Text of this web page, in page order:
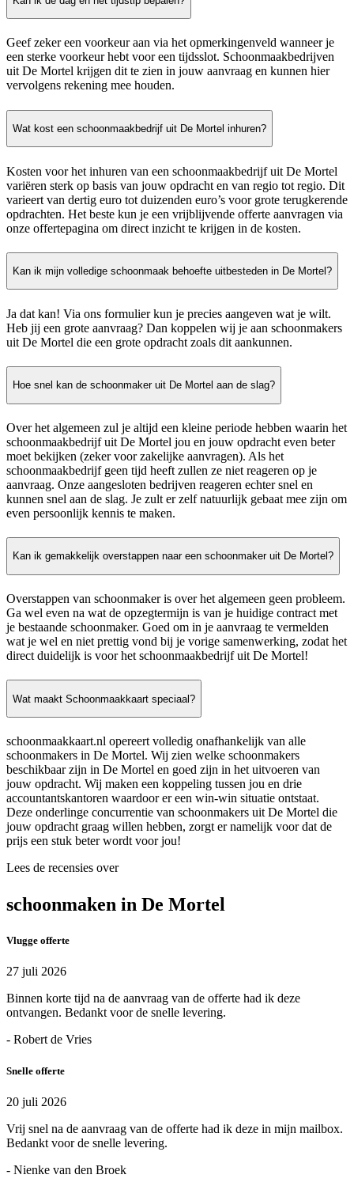
Geef zeker een voorkeur aan via het opmerkingenveld wanneer je
een sterke voorkeur hebt voor een tijdsslot. Schoonmaakbedrijven
uit De Mortel krijgen dit te zien in jouw aanvraag en kunnen hier
vervolgens rekening mee houden.
Wat kost een schoonmaakbedrijf uit De Mortel inhuren?
Kosten voor het inhuren van een schoonmaakbedrijf uit De Mortel
variëren sterk op basis van jouw opdracht en van regio tot regio. Dit
varieert van dertig euro tot duizenden euro’s voor grote terugkerende
opdrachten. Het beste kun je een vrijblijvende offerte aanvragen via
onze offertepagina om direct inzicht te krijgen in de kosten.
Kan ik mijn volledige schoonmaak behoefte uitbesteden in De Mortel?
Ja dat kan! Via ons formulier kun je precies aangeven wat je wilt.
Heb jij een grote aanvraag? Dan koppelen wij je aan schoonmakers
uit De Mortel die een grote opdracht zoals dit aankunnen.
Hoe snel kan de schoonmaker uit De Mortel aan de slag?
Over het algemeen zul je altijd een kleine periode hebben waarin het
schoonmaakbedrijf uit De Mortel jou en jouw opdracht even beter
moet bekijken (zeker voor zakelijke aanvragen). Als het
schoonmaakbedrijf geen tijd heeft zullen ze niet reageren op je
aanvraag. Onze aangesloten bedrijven reageren echter snel en
kunnen snel aan de slag. Je zult er zelf natuurlijk gebaat mee zijn om
even persoonlijk kennis te maken.
Kan ik gemakkelijk overstappen naar een schoonmaker uit De Mortel?
Overstappen van schoonmaker is over het algemeen geen probleem.
Ga wel even na wat de opzegtermijn is van je huidige contract met
je bestaande schoonmaker. Goed om in je aanvraag te vermelden
wat je wel en niet prettig vond bij je vorige samenwerking, zodat het
direct duidelijk is voor het schoonmaakbedrijf uit De Mortel!
Wat maakt Schoonmaakkaart speciaal?
schoonmaakkaart.nl opereert volledig onafhankelijk van alle
schoonmakers in De Mortel. Wij zien welke schoonmakers
beschikbaar zijn in De Mortel en goed zijn in het uitvoeren van
jouw opdracht. Wij maken een koppeling tussen jou en drie
accountantskantoren waardoor er een win-win situatie ontstaat.
Deze onderlinge concurrentie van schoonmakers uit De Mortel die
jouw opdracht graag willen hebben, zorgt er namelijk voor dat de
prijs een stuk beter wordt voor jou!
Lees de recensies over
schoonmaken in De Mortel
Vlugge offerte
27 juli 2026
Binnen korte tijd na de aanvraag van de offerte had ik deze
ontvangen. Bedankt voor de snelle levering.
- Robert de Vries
Snelle offerte
20 juli 2026
Vrij snel na de aanvraag van de offerte had ik deze in mijn mailbox.
Bedankt voor de snelle levering.
- Nienke van den Broek